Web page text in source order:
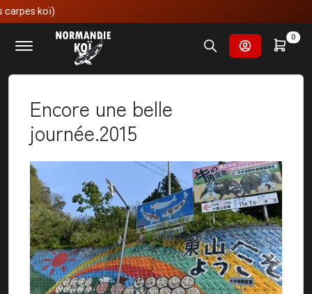
0
Accueil
Nos voyages au japon
Encore une belle journée.2015
Encore une belle
journée.2015